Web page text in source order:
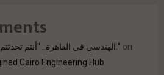
مقر ecec الهندسي في القاهرة.. "أنتم تحدثتم. نحن تحركنا." on
Cairo Engineering Hub